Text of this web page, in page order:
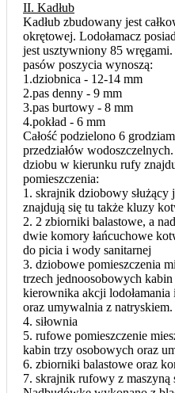
II. Kadłub
Kadłub zbudowany jest
okrętowej. Lodołamacz
jest usztywniony 85
pasów poszycia wynoszą:
1.dziobnica - 12-14 mm
2.pas denny - 9 mm
3.pas burtowy - 8 mm
4.pokład - 6 mm
Całość podzielono 6
przedziałów
dziobu w kierunku rufy
pomieszczenia:
1. skrajnik dziobowy
znajdują się tu także kluzy
2. 2 zbiorniki balastowe, a
dwie komory łańcuchowe
do picia i wody sanitarnej
3. dziobowe pomieszczenia
trzech jednoosobowych
kierownika akcji
oraz umywalnia z natryskiem.
4. siłownia
5. rufowe pomieszczenie
kabin trzy osobowych oraz
6. zbiorniki balastowe oraz
7. skrajnik rufowy z maszyną